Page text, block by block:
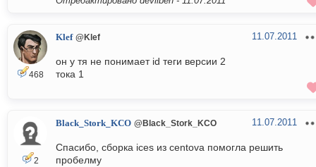
468
Klef @Klef 11.07.2011
он у тя не понимает id теги версии 2
тока 1
2
Black_Stork_KCO @Black_Stork_KCO 11.07.2011
Спасибо, сборка ices из centova помогла решить
пробелму